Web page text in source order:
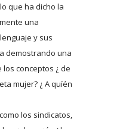
que ha dicho la
una
y sus
demostrando una
conceptos ¿ de
mujer? ¿ A quíén
los sindicatos,